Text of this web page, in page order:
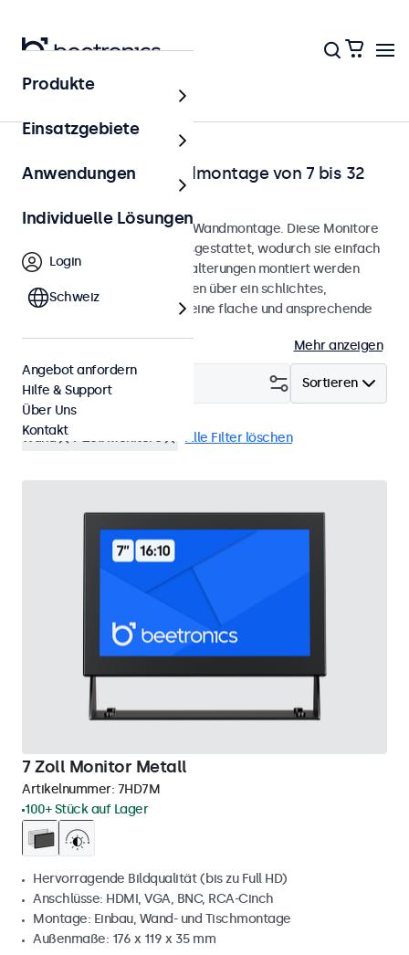
Startseite
Monitore für die Wandmontage von 7 bis 32
Monitore, entwickelt für die Wandmontage. Diese Monitore
sind mit VESA-Bohrungen ausgestattet, wodurch sie einfach
an universellen VESA-Wandhalterungen montiert werden
können. Die Monitore verfügen über ein schlichtes,
schlankes Gehäuse, das für eine flache und ansprechende
Mehr anzeigen
Sortieren
Filtern (1
Wand 7 Zoll Monitore Alle Filter löschen
7 Zoll Monitor Metall
Artikelnummer: 7HD7M
100+ Stück auf Lager
Hervorragende Bildqualität (bis zu Full HD)
Anschlüsse: HDMI, VGA, BNC, RCA-Cinch
Montage: Einbau, Wand- und Tischmontage
Außenmaße: 176 x 119 x 35 mm
Produkte
Einsatzgebiete
Anwendungen
Individuelle Lösungen
Login
Schweiz
Angebot anfordern
Hilfe & Support
Über Uns
Kontakt